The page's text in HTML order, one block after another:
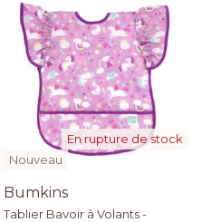
En rupture de stock
Nouveau
Bumkins
Tablier Bavoir à Volants -